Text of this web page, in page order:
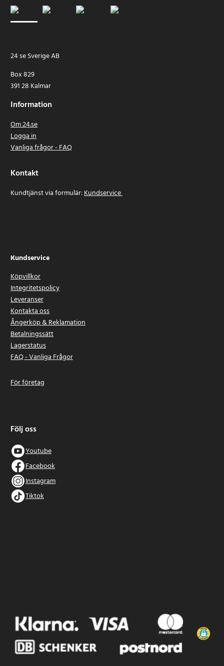
24 se Sverige AB
Box 829
391 28 Kalmar
Information
Om 24.se
Logga in
Vanliga frågor - FAQ
Kontakt
Kundtjänst via formulär:Kundservice
Kundservice
Köpvillkor
Integritetspolicy
Leveranser
Kontakta oss
Ångerköp & Reklamation
Betalningssätt
Lagerstatus
FAQ - Vanliga Frågor
För företag
Följ oss
Youtube
Facebook
Instagram
Tiktok